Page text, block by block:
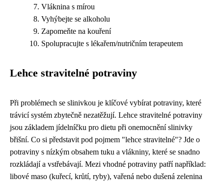
Vláknina s mírou
Vyhýbejte se alkoholu
Zapomeňte na kouření
Spolupracujte s lékařem/nutričním terapeutem
Lehce stravitelné potraviny
Při problémech se slinivkou je klíčové vybírat potraviny, které
trávicí systém zbytečně nezatěžují. Lehce stravitelné potraviny
jsou základem jídelníčku pro dietu při onemocnění slinivky
břišní. Co si představit pod pojmem "lehce stravitelné"? Jde o
potraviny s nízkým obsahem tuku a vlákniny, které se snadno
rozkládají a vstřebávají. Mezi vhodné potraviny patří například:
libové maso (kuřecí, krůtí, ryby), vařená nebo dušená zelenina